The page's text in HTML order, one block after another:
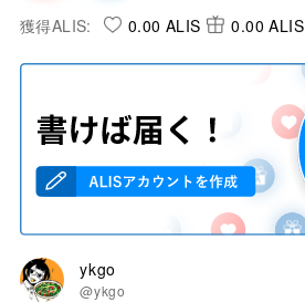
獲得ALIS: 0.00 ALIS 0.00 ALIS
ykgo
@ykgo